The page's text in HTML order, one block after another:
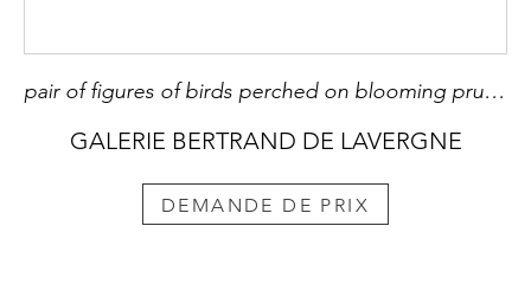
pair of figures of birds perched on blooming prunus branches Porcelain from the Famille Rose - China period Qianlong 1736/1795 H 13cm
GALERIE BERTRAND DE LAVERGNE
DEMANDE DE PRIX